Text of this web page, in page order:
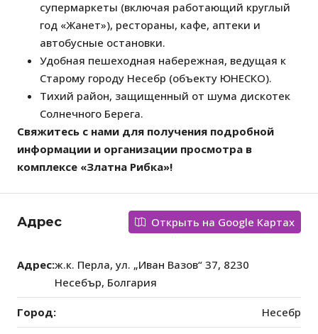
супермаркеты (включая работающий круглый
год «Жанет»), рестораны, кафе, аптеки и
автобусные остановки.
Удобная пешеходная набережная, ведущая к
Старому городу Несебр (объекту ЮНЕСКО).
Тихий район, защищенный от шума дискотек
Солнечного Берега.
Свяжитесь с нами для получения подробной
информации и организации просмотра в
комплексе «Златна Рибка»!
Адрес Открыть на Google Картах
Адрес:ж.к. Перла, ул. „Иван Вазов“ 37, 8230
Несебър, Болгария
Город: Несебр